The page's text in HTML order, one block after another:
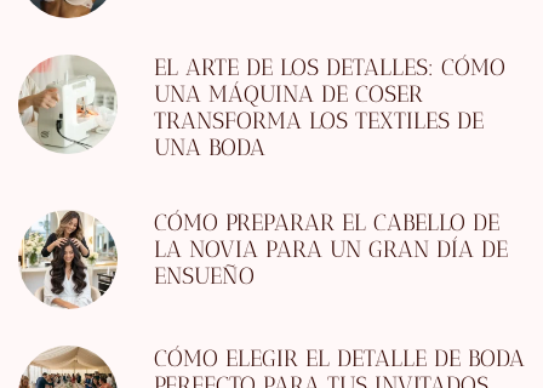
EL ARTE DE LOS DETALLES: CÓMO
UNA MÁQUINA DE COSER
TRANSFORMA LOS TEXTILES DE
UNA BODA
CÓMO PREPARAR EL CABELLO DE
LA NOVIA PARA UN GRAN DÍA DE
ENSUEÑO
CÓMO ELEGIR EL DETALLE DE BODA